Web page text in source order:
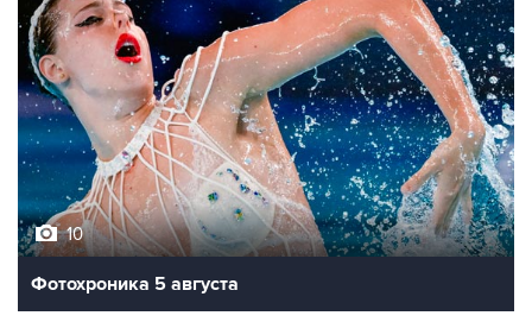
10
Фотохроника 5 августа